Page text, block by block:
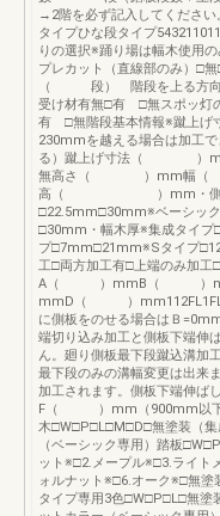
→2階を必ず記入してくださ
タイプひな段タイプ
りの選択※踊り場は幅木使用
プレカット（直線部のみ
（ 段） 階段を上る方向
受け材有無□有 □無スポッ灯
有 □無階段基本情報※蹴上げ
230mmを越える場合は加工
る）蹴上げ寸法（ ）
無高さ（ ）mm幅（
高（ ）mm・側板厚
□22.5mm□30mm※ベーシッ
□30mm・幅木厚※集成タイ
プ□7mm□21mm※Sタイプ
工□両方加工有□上端のみ加工
A（ ）mmB（ ）
mmD（ ）
に側板をのせる場合はＢ
端切り込み加工と側板下端伸
ん。廻り側板最下段蹴
最下段のみの溝幅変更は出来
加工されます。側板下
F（ ）mm（900mm以下
木□W□P□L□M□D□無塗装（集
（ベーシック専用）踏板
ット※□2.メープル※□3.ライト
ォルナット※□6.オーク※□無
タイプ専用3色□W□P□L□無塗